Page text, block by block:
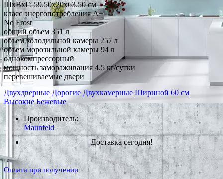
ШхВхГ: 59.50х20х63.50 см
класс энергопотребления A+
No Frost
общий объем 351 л
объем холодильной камеры 257 л
объем морозильной камеры 94 л
однокомпрессорный
мощность замораживания 4.5 кг/сутки
перевешиваемые двери
Двухдверные Дорогие Двухкамерные Шириной 60 см
Высокие Бежевые
Производитель:
Maunfeld
Доставка сегодня!
Оплата при получении